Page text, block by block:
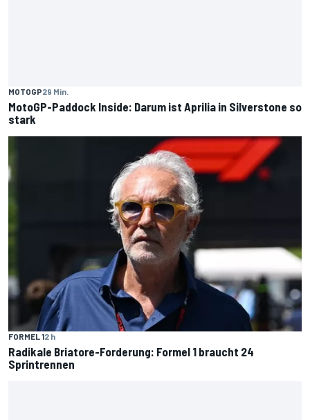
MOTOGP29 Min.
MotoGP-Paddock Inside: Darum ist Aprilia in Silverstone so
stark
FORMEL 12 h
Radikale Briatore-Forderung: Formel 1 braucht 24
Sprintrennen